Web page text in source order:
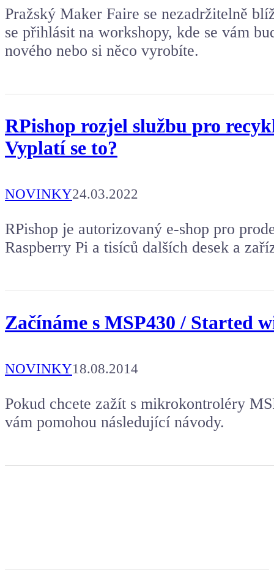
Pražský Maker Faire se nezadržitelně
se přihlásit na workshopy, kde se vám
nového nebo si něco vyrobíte.
RPishop rozjel službu pro
Vyplatí se to?
NOVINKY24.03.2022
RPishop je autorizovaný e-shop pro
Raspberry Pi a tisíců dalších desek a
Začínáme s MSP430 / Started
NOVINKY18.08.2014
Pokud chcete zažít s mikrokontroléry
vám pomohou následující návody.